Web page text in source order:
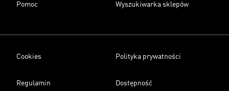
Pomoc Wyszukiwarka sklepów
Cookies Polityka prywatności
Regulamin Dostępność